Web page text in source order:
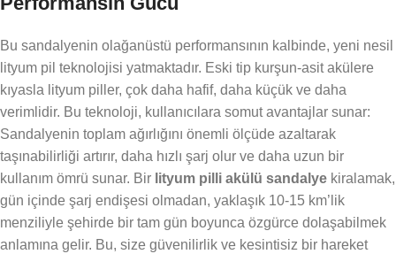
Bu sandalyenin olağanüstü performansının kalbinde, yeni nesil
lityum pil teknolojisi yatmaktadır. Eski tip kurşun-asit akülere
kıyasla lityum piller, çok daha hafif, daha küçük ve daha
verimlidir. Bu teknoloji, kullanıcılara somut avantajlar sunar:
Sandalyenin toplam ağırlığını önemli ölçüde azaltarak
taşınabilirliği artırır, daha hızlı şarj olur ve daha uzun bir
kullanım ömrü sunar. Bir lityum pilli akülü sandalye kiralamak,
gün içinde şarj endişesi olmadan, yaklaşık 10-15 km’lik
menziliyle şehirde bir tam gün boyunca özgürce dolaşabilmek
anlamına gelir. Bu, size güvenilirlik ve kesintisiz bir hareket